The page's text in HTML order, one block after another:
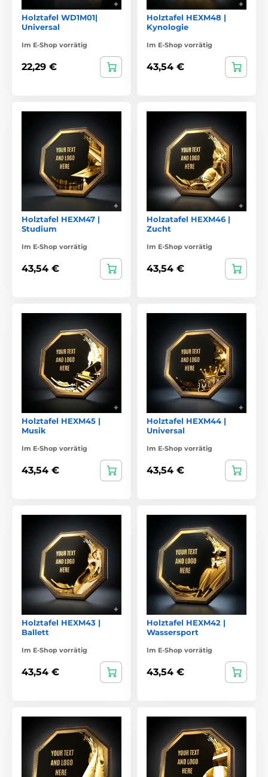
Holztafel WD1M01|
Universal
Im E-Shop vorrätig
22,29 €
Holztafel HEXM48 |
Kynologie
Im E-Shop vorrätig
43,54 €
Holztafel HEXM47 |
Studium
Im E-Shop vorrätig
43,54 €
Holzatafel HEXM46 |
Zucht
Im E-Shop vorrätig
43,54 €
Holztafel HEXM45 |
Musik
Im E-Shop vorrätig
43,54 €
Holztafel HEXM44 |
Universal
Im E-Shop vorrätig
43,54 €
Holztafel HEXM43 |
Ballett
Im E-Shop vorrätig
43,54 €
Holztafel HEXM42 |
Wassersport
Im E-Shop vorrätig
43,54 €